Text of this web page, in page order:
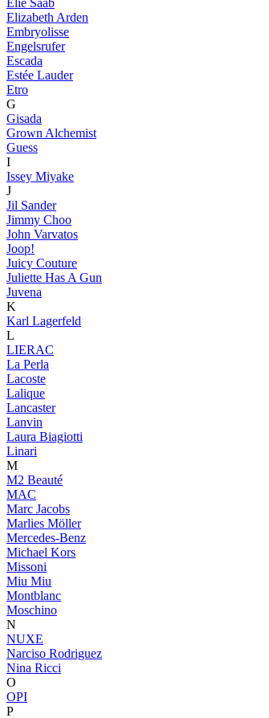
Elie Saab
Elizabeth Arden
Embryolisse
Engelsrufer
Escada
Estée Lauder
Etro
G
Gisada
Grown Alchemist
Guess
I
Issey Miyake
J
Jil Sander
Jimmy Choo
John Varvatos
Joop!
Juicy Couture
Juliette Has A Gun
Juvena
K
Karl Lagerfeld
L
LIERAC
La Perla
Lacoste
Lalique
Lancaster
Lanvin
Laura Biagiotti
Linari
M
M2 Beauté
MAC
Marc Jacobs
Marlies Möller
Mercedes-Benz
Michael Kors
Missoni
Miu Miu
Montblanc
Moschino
N
NUXE
Narciso Rodriguez
Nina Ricci
O
OPI
P